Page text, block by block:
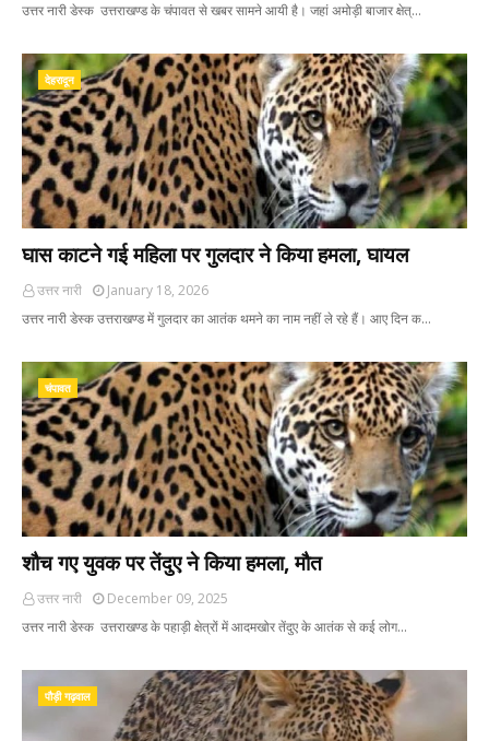
उत्तर नारी डेस्क उत्तराखण्ड के चंपावत से खबर सामने आयी है। जहां अमोड़ी बाजार क्षेत्…
देहरादून
घास काटने गई महिला पर गुलदार ने किया हमला, घायल
उत्तर नारी
January 18, 2026
उत्तर नारी डेस्क उत्तराखण्ड में गुलदार का आतंक थमने का नाम नहीं ले रहे हैं। आए दिन क…
चंपावत
शौच गए युवक पर तेंदुए ने किया हमला, मौत
उत्तर नारी
December 09, 2025
उत्तर नारी डेस्क उत्तराखण्ड के पहाड़ी क्षेत्रों में आदमखोर तेंदुए के आतंक से कई लोग…
पौड़ी गढ़वाल